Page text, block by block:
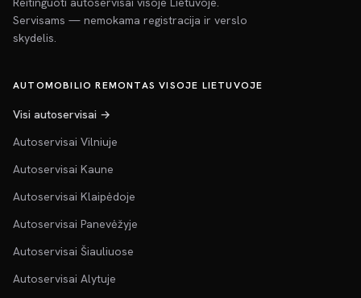
Servisams — nemokama registracija ir verslo
skydelis.
AUTOMOBILIO REMONTAS VISOJE LIETUVOJE
Visi autoservisai →
Autoservisai Vilniuje
Autoservisai Kaune
Autoservisai Klaipėdoje
Autoservisai Panevėžyje
Autoservisai Šiauliuose
Autoservisai Alytuje